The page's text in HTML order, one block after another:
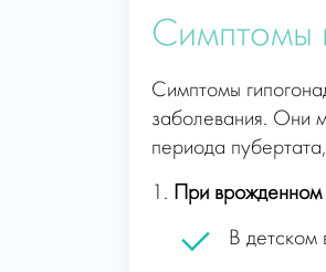
Симптомы
Симптомы
заболевания. Они
периода
1. При врожденном
В детском